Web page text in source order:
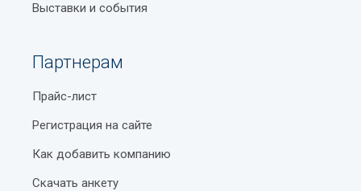
Выставки и события
Партнерам
Прайс-лист
Регистрация на сайте
Как добавить компанию
Скачать анкету